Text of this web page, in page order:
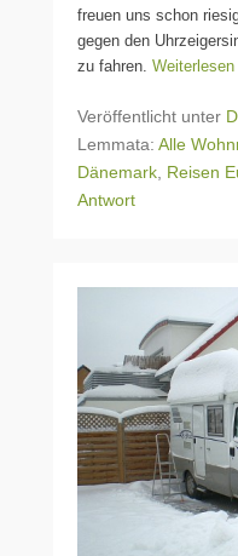
freuen uns schon
gegen den
zu fahren.
Veröffentlicht unter
Lemmata: Alle
Dänemark Reisen
Antwort